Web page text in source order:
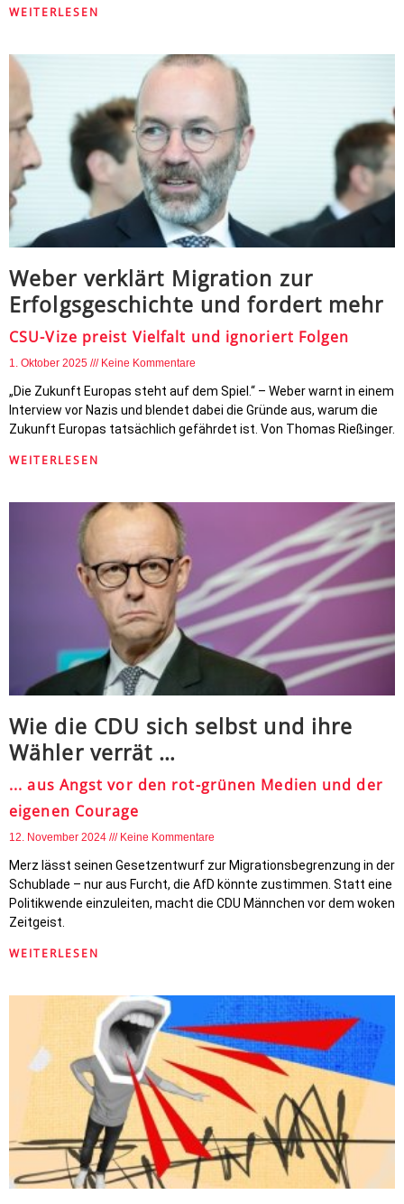
WEITERLESEN
Weber verklärt Migration zur
Erfolgsgeschichte und fordert mehr
CSU-Vize preist Vielfalt und ignoriert Folgen
1. Oktober 2025 Keine Kommentare
„Die Zukunft Europas steht auf dem Spiel.“ – Weber warnt in einem
Interview vor Nazis und blendet dabei die Gründe aus, warum die
Zukunft Europas tatsächlich gefährdet ist. Von Thomas Rießinger.
WEITERLESEN
Wie die CDU sich selbst und ihre
Wähler verrät …
... aus Angst vor den rot-grünen Medien und der
eigenen Courage
12. November 2024 Keine Kommentare
Merz lässt seinen Gesetzentwurf zur Migrationsbegrenzung in der
Schublade – nur aus Furcht, die AfD könnte zustimmen. Statt eine
Politikwende einzuleiten, macht die CDU Männchen vor dem woken
Zeitgeist.
WEITERLESEN